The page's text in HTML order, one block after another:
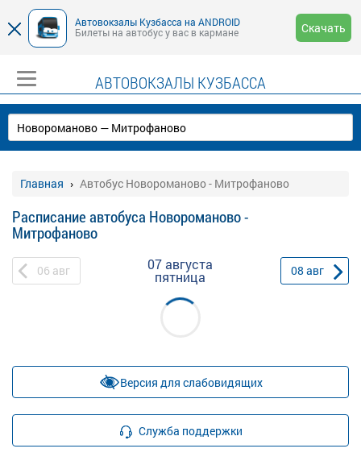
Автовокзалы Кузбасса на ANDROID
Билеты на автобус у вас в кармане
Скачать
АВТОВОКЗАЛЫ КУЗБАССА
Главная Автобус Новороманово - Митрофаново
Расписание автобуса Новороманово -
Митрофаново
06 авг 07 августа
пятница 08 авг
Версия для слабовидящих
Служба поддержки